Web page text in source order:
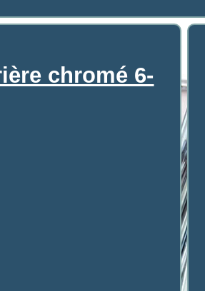
chromé 6-